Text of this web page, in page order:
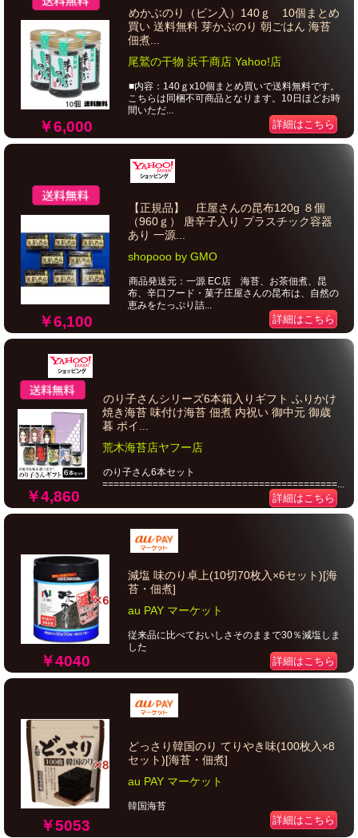
￥6,000
めかぶのり（ビン入）140ｇ 10個まとめ
買い 送料無料 芽かぶのり 朝ごはん 海苔
佃煮...
尾鷲の干物 浜千商店 Yahoo!店
■内容：140ｇx10個まとめ買いで送料無料です。
こちらは同梱不可商品となります。10日ほどお時
間いただ...
詳細はこちら
￥6,100
【正規品】 庄屋さんの昆布120g ８個
（960ｇ） 唐辛子入り プラスチック容器
あり 一源...
shopooo by GMO
商品発送元：一源 EC店 海苔、お茶佃煮、昆
布、辛口フード・菓子庄屋さんの昆布は、自然の
恵みをたっぷり詰...
詳細はこちら
￥4,860
のり子さんシリーズ6本箱入りギフト ふりかけ
焼き海苔 味付け海苔 佃煮 内祝い 御中元 御歳
暮 ポイ...
荒木海苔店ヤフー店
のり子さん6本セット
==========================================...
詳細はこちら
￥4040
減塩 味のり卓上(10切70枚入×6セット)[海
苔・佃煮]
au PAY マーケット
従来品に比べておいしさそのままで30％減塩しま
した
詳細はこちら
￥5053
どっさり韓国のり てりやき味(100枚入×8
セット)[海苔・佃煮]
au PAY マーケット
韓国海苔
詳細はこちら